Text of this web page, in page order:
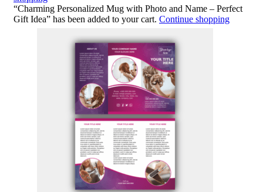
“Charming Personalized Mug with Photo and Name – Perfect
Gift Idea” has been added to your cart. Continue shopping